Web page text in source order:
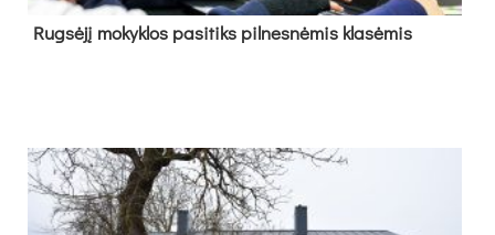
Rug­sė­jį mo­kyk­los pa­si­tiks pil­nes­nė­mis kla­sė­mis